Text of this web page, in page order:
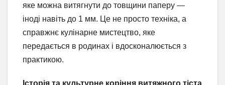
яке можна витягнути до товщини паперу —
іноді навіть до 1 мм. Це не просто техніка, а
справжнє кулінарне мистецтво, яке
передається в родинах і вдосконалюється з
практикою.
Історія та культурне коріння витяжного тіста